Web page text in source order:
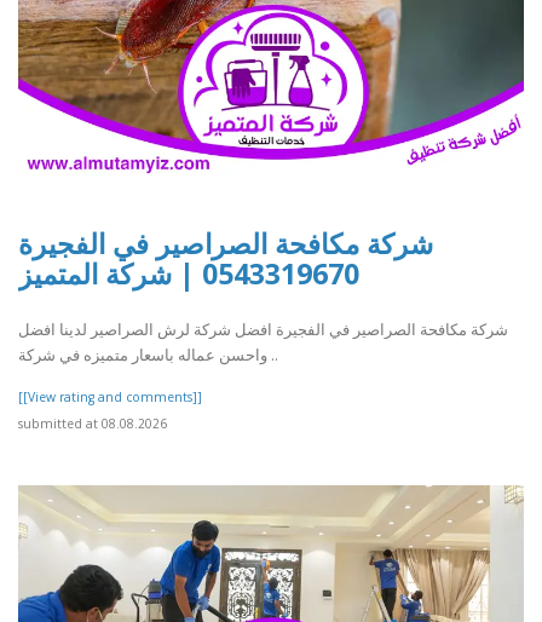
شركة مكافحة الصراصير في الفجيرة
0543319670 | شركة المتميز
شركة مكافحة الصراصير في الفجيرة افضل شركة لرش الصراصير لدينا افضل
واحسن عماله باسعار متميزه في شركة ..
[[View rating and comments]]
submitted at 08.08.2026